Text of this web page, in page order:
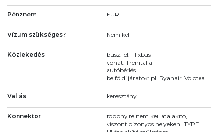
Pénznem EUR
Vízum szükséges? Nem kell
Közlekedés
busz: pl. Flixbus
vonat: Trenitalia
autóbérlés
belföldi járatok: pl. Ryanair, Volotea
Vallás keresztény
Konnektor
többnyire nem kell átalakító,
viszont bizonyos helyeken "TYPE